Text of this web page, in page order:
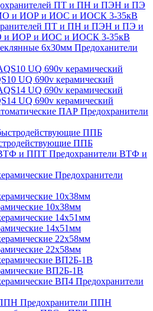
ПТ и ПН и ПЭН и ПЭ и
ИОР и ИОС и ИОСК 3-35кВ
Предоханители
UQ 690v керамический
UQ 690v керамический
Предохранители
ППБ
Предохранители ВТФ и
Предохранители
10х38мм
14х51мм
22х58мм
ВП2Б-1В
Предохранители
Предохранители ППН